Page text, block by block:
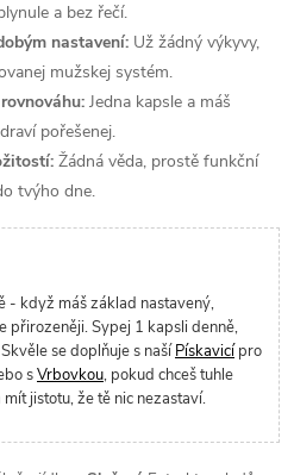
a bez řečí.
nastavení: Už žádný výkyvy,
mužskej systém.
Jedna kapsle a máš
pořešenej.
Žádná věda, prostě funkční
tvýho dne.
- když máš základ nastavený,
přirozeněji. Sypej 1 kapsli denně,
se doplňuje s našíPískavicípro
sVrbovkou, pokud chceš tuhle
jistotu, že tě nic nezastaví.